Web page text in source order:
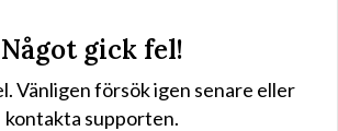
Något gick fel!
Vänligen försök igen senare eller
kontakta supporten.